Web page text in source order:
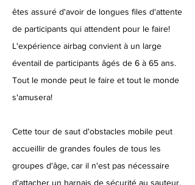
êtes assuré d'avoir de longues files d'attente
de participants qui attendent pour le faire!
L'expérience airbag convient à un large
éventail de participants âgés de 6 à 65 ans.
Tout le monde peut le faire et tout le monde
s'amusera!
Cette tour de saut d'obstacles mobile peut
accueillir de grandes foules de tous les
groupes d'âge, car il n'est pas nécessaire
d'attacher un harnais de sécurité au sauteur.